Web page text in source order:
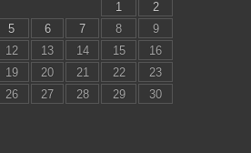
1
2
5 6 7 8
9
12 13 14 15
16
19 20 21 22
23
26 27 28 29
30